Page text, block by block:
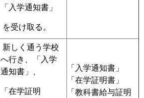
「入学通知書」
を受け取る。
新しく通う学校
へ行き、「入学
通知書」、
「在学証明
「入学通知書」
「在学証明書」
「教科書給与証明